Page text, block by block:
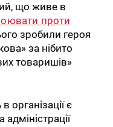
що живе в
проти
зробили героя
за нібито
товаришів»
організації є